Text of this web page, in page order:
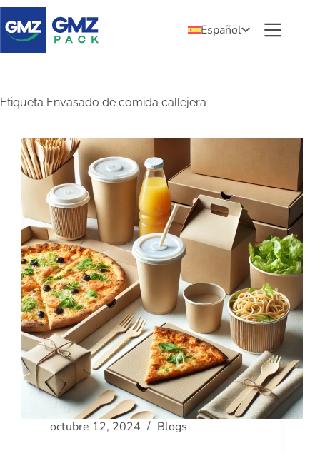
Español
Etiqueta Envasado de comida callejera
octubre 12, 2024 Blogs